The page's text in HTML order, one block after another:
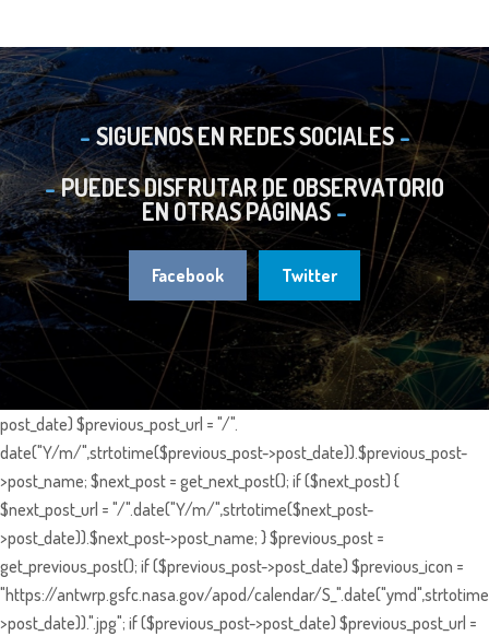
SIGUENOS EN REDES SOCIALES
PUEDES DISFRUTAR DE OBSERVATORIO
EN OTRAS PÁGINAS
Facebook Twitter
post_date) $previous_post_url = "/".
date("Y/m/",strtotime($previous_post->post_date)).$previous_post-
>post_name; $next_post = get_next_post(); if ($next_post) {
$next_post_url = "/".date("Y/m/",strtotime($next_post-
>post_date)).$next_post->post_name; } $previous_post =
get_previous_post(); if ($previous_post->post_date) $previous_icon =
"https://antwrp.gsfc.nasa.gov/apod/calendar/
>post_date)).".jpg"; if ($previous_post->post_date) $previous_post_url =